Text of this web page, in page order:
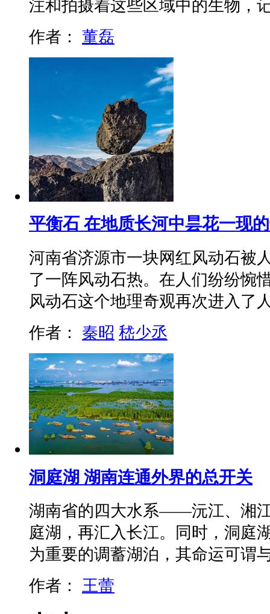
注和拍摄着这些区域中的生物
作者： 董磊
平衡石 在地质长河中昙花一现
河南省济源市一块网红风动石被
了一阵风动石热。在人们纷纷惋
风动石这个地理奇观再次进入
作者： 秦昭 嵇少丞
洞庭湖 湖南连通外界的总开关
湖南省的四大水系——沅江、湘
庭湖，再汇入长江。同时，洞庭
为重要的调蓄湖泊，其命运可
作者： 王蕾